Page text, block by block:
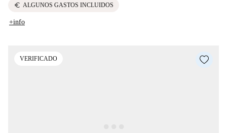
euro ALGUNOS GASTOS INCLUIDOS
+info
VERIFICADO